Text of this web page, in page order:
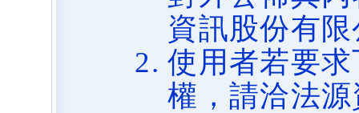
資訊股份有
使用者若要
權，請洽法